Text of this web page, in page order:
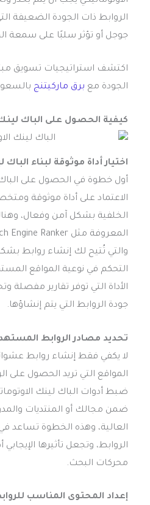
الروابط ذات الجودة الضعيفة
جوجل أو تؤثر سلبًا على سمعة
الجودة مع برق ماركيتنج
كيفية الحصول على الباك لينك
اختيار أداة موثوقة لبناء الباك
أول خطوة في الحصول على الباك
الاعتماد على أداة موثوقة
الخلفية بشكل آمن وفعال،
والتي تُتيح لك إنشاء روابط
التحكم في نوعية المواقع
الأداة التي توفر تقارير
جودة الروابط التي يتم إنشاؤها.
تحديد مصادر الروابط
لا يكفي فقط إنشاء روابط
المواقع التي تريد الحصول على
ضبط أدوات الباك لينك
ضمن مجالك أو المنتديات
العالية، وهذه الخطوة تساعد
الروابط، وتجعل تأثيرها
محركات البحث.
إعداد المحتوى المناسب